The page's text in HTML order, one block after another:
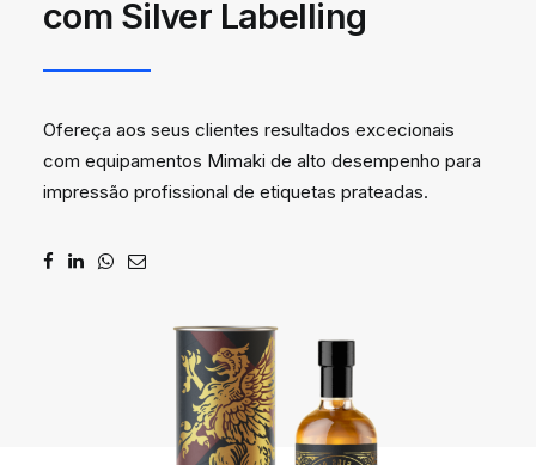
CONTACTOS
CATÁLOGOS
PARTNERS
DIGIDELTA ACADEMY
com Silver Labelling
Ofereça aos seus clientes resultados excecionais
com equipamentos Mimaki de alto desempenho para
impressão profissional de etiquetas prateadas.